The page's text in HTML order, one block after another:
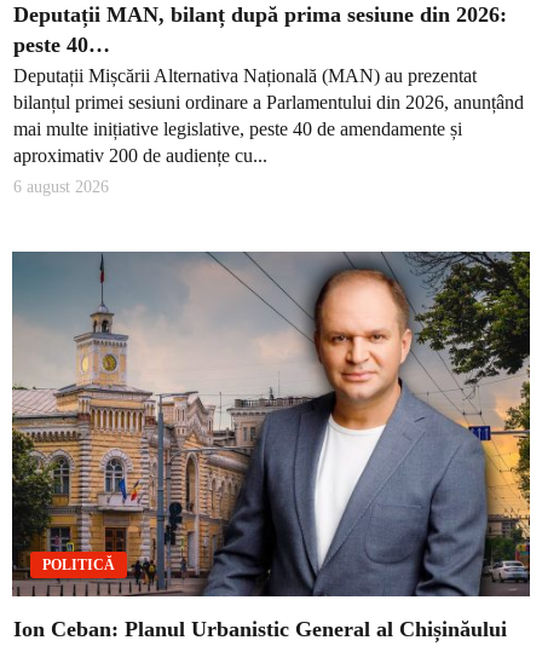
Deputații MAN, bilanț după prima sesiune din 2026:
peste 40…
Deputații Mișcării Alternativa Națională (MAN) au prezentat
bilanțul primei sesiuni ordinare a Parlamentului din 2026, anunțând
mai multe inițiative legislative, peste 40 de amendamente și
aproximativ 200 de audiențe cu...
6 august 2026
POLITICĂ
Ion Ceban: Planul Urbanistic General al Chișinăului